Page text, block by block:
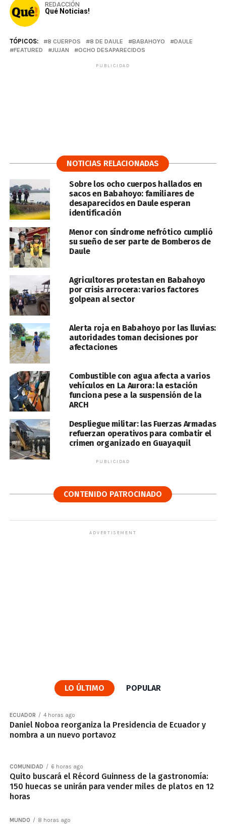
REDACCIÓN
Qué Noticias!
TÓPICOS: 8 CUERPOS 8 DE DAULE BABAHOYO
DAULE
FEATURED
JUJAN OCHO DESAPARECIDOS
PUBLICIDAD
NOTICIAS RELACIONADAS
Sobre los ocho cuerpos hallados en
sacos en Babahoyo: familiares de
desaparecidos en Daule esperan
identificación
Menor con síndrome nefrótico cumplió
su sueño de ser parte de Bomberos de
Daule
Agricultores protestan en Babahoyo
por crisis arrocera: varios factores
golpean al sector
Alerta roja en Babahoyo por las lluvias:
autoridades toman decisiones por
afectaciones
Combustible con agua afecta a varios
vehículos en La Aurora: la estación
funciona pese a la suspensión de la
ARCH
Despliegue militar: las Fuerzas Armadas
refuerzan operativos para combatir el
crimen organizado en Guayaquil
PUBLICIDAD
CONTENIDO PATROCINADO
ADVERTISEMENT
LO ÚLTIMO POPULAR
ECUADOR 4 horas ago
Daniel Noboa reorganiza la Presidencia de Ecuador y
nombra a un nuevo portavoz
COMUNIDAD 6 horas ago
Quito buscará el Récord Guinness de la gastronomía:
150 huecas se unirán para vender miles de platos en 12
horas
MUNDO 8 horas ago